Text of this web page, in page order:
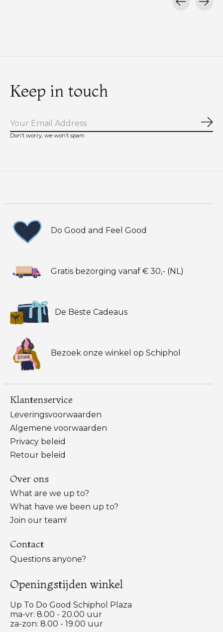
Keep in touch
Don’t worry, we won’t spam
Do Good and Feel Good
Gratis bezorging vanaf € 30,- (NL)
De Beste Cadeaus
Bezoek onze winkel op Schiphol
Klantenservice
Leveringsvoorwaarden
Algemene voorwaarden
Privacy beleid
Retour beleid
Over ons
What are we up to?
What have we been up to?
Join our team!
Contact
Questions anyone?
Openingstijden winkel
Up To Do Good Schiphol Plaza
ma-vr: 8.00 - 20.00 uur
za-zon: 8.00 - 19.00 uur